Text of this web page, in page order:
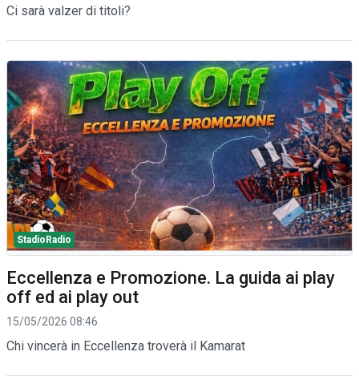
Ci sarà valzer di titoli?
StadioRadio
Eccellenza e Promozione. La guida ai play
off ed ai play out
15/05/2026 08:46
Chi vincerà in Eccellenza troverà il Kamarat